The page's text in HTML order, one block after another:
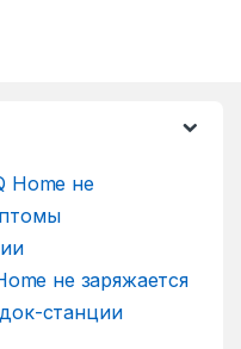
не заряжается
станции